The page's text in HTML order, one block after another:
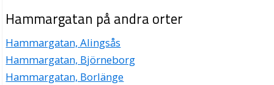
Hammargatan på andra orter
Hammargatan, Alingsås
Hammargatan, Björneborg
Hammargatan, Borlänge